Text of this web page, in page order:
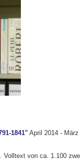
1841"April 2014 - März
von ca. 1.100